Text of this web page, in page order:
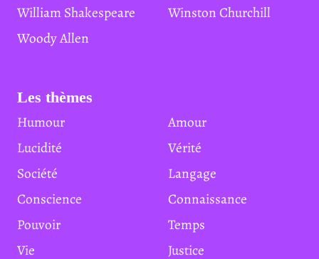
William Shakespeare
Winston Churchill
Woody Allen
Les thèmes
Humour
Amour
Lucidité
Vérité
Société
Langage
Conscience
Connaissance
Pouvoir
Temps
Vie
Justice